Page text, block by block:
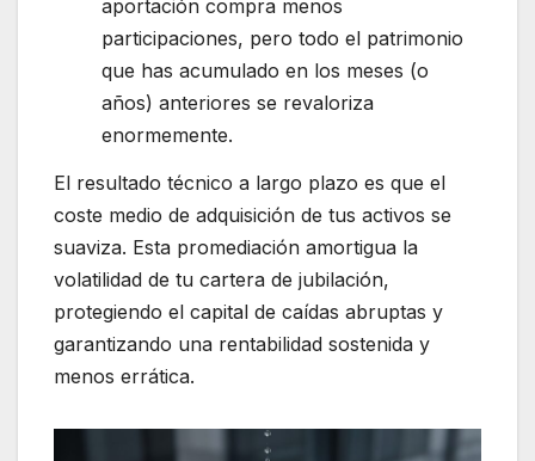
aportación compra menos
participaciones, pero todo el patrimonio
que has acumulado en los meses (o
años) anteriores se revaloriza
enormemente.
El resultado técnico a largo plazo es que el
coste medio de adquisición de tus activos se
suaviza. Esta promediación amortigua la
volatilidad de tu cartera de jubilación,
protegiendo el capital de caídas abruptas y
garantizando una rentabilidad sostenida y
menos errática.